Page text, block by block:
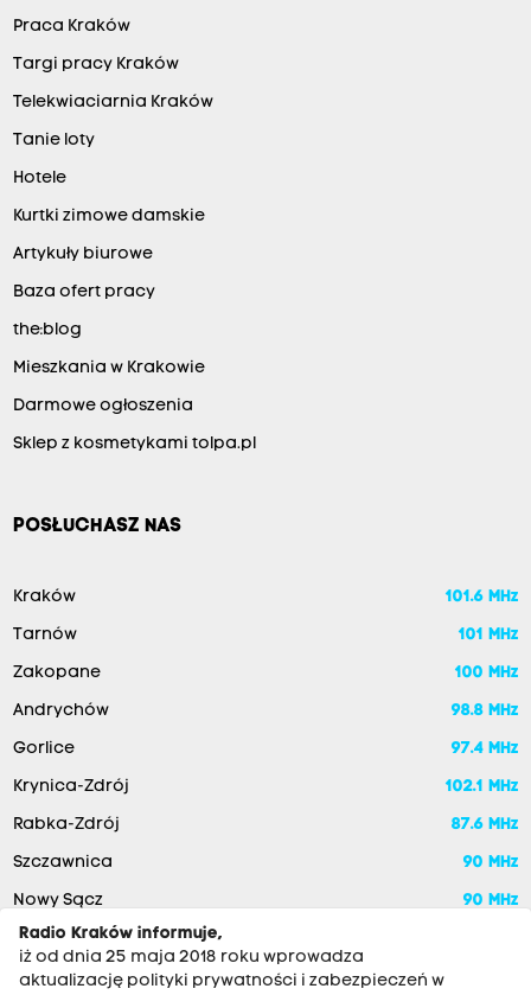
Praca Kraków
Targi pracy Kraków
Telekwiaciarnia Kraków
Tanie loty
Hotele
Kurtki zimowe damskie
Artykuły biurowe
Baza ofert pracy
the:blog
Mieszkania w Krakowie
Darmowe ogłoszenia
Sklep z kosmetykami tolpa.pl
POSŁUCHASZ NAS
Kraków 101.6 MHz
Tarnów 101 MHz
Zakopane 100 MHz
Andrychów 98.8 MHz
Gorlice 97.4 MHz
Krynica-Zdrój 102.1 MHz
Rabka-Zdrój 87.6 MHz
Szczawnica 90 MHz
Nowy Sącz
90 MHz
Radio Kraków informuje,
iż od dnia 25 maja 2018 roku wprowadza
aktualizację polityki prywatności i zabezpieczeń w